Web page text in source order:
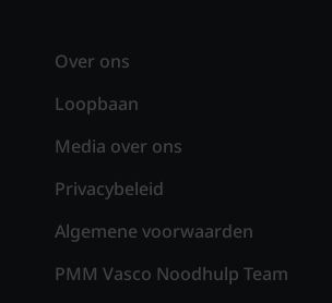
Over ons
Loopbaan
Media over ons
Privacybeleid
Algemene voorwaarden
PMM Vasco Noodhulp Team